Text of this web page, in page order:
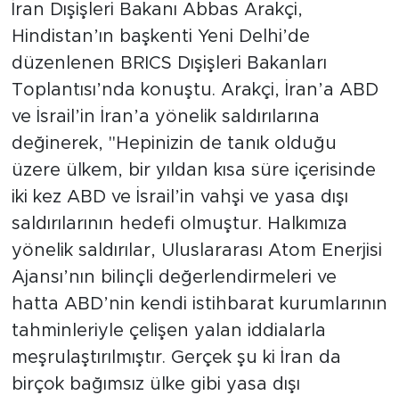
İran Dışişleri Bakanı Abbas Arakçi,
Hindistan’ın başkenti Yeni Delhi’de
düzenlenen BRICS Dışişleri Bakanları
Toplantısı’nda konuştu. Arakçi, İran’a ABD
ve İsrail’in İran’a yönelik saldırılarına
değinerek, "Hepinizin de tanık olduğu
üzere ülkem, bir yıldan kısa süre içerisinde
iki kez ABD ve İsrail’in vahşi ve yasa dışı
saldırılarının hedefi olmuştur. Halkımıza
yönelik saldırılar, Uluslararası Atom Enerjisi
Ajansı’nın bilinçli değerlendirmeleri ve
hatta ABD’nin kendi istihbarat kurumlarının
tahminleriyle çelişen yalan iddialarla
meşrulaştırılmıştır. Gerçek şu ki İran da
birçok bağımsız ülke gibi yasa dışı